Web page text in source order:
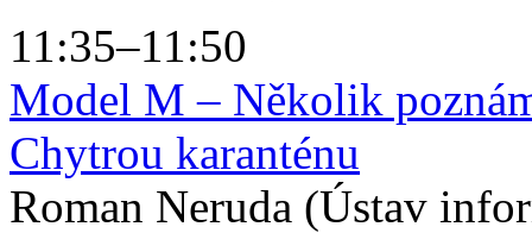
11:35–11:50
Model M – Několik
Chytrou karanténu
Roman Neruda (Ústav